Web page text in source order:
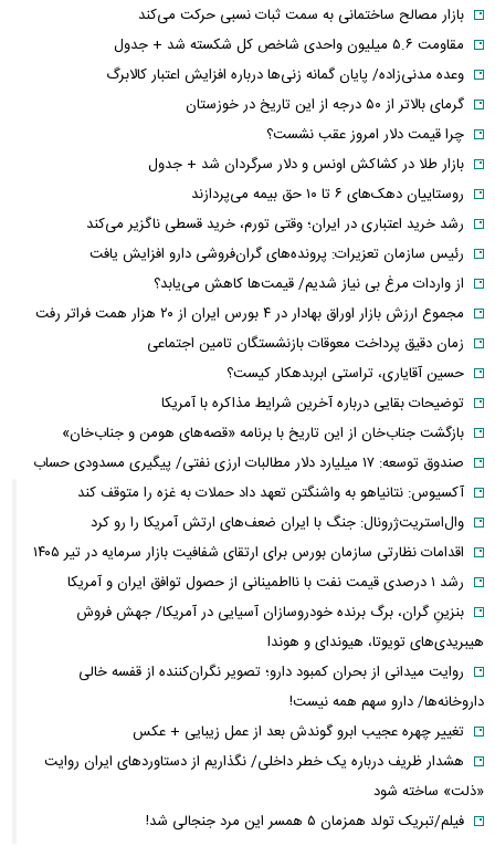
بازار مصالح ساختمانی به سمت ثبات نسبی حرکت می‌کند
مقاومت ۵.۶ میلیون واحدی شاخص کل شکسته شد + جدول
وعده مدنی‌زاده/ پایان گمانه زنی‌ها درباره افزایش اعتبار کالابرگ
گرمای بالاتر از ۵۰ درجه از این تاریخ در خوزستان
چرا قیمت دلار امروز عقب نشست؟
بازار طلا در کشاکش اونس و دلار سرگردان شد + جدول
روستاییان دهک‌های ۶ تا ۱۰ حق بیمه می‌پردازند
رشد خرید اعتباری در ایران؛ وقتی تورم، خرید قسطی ناگزیر می‌کند
رئیس سازمان تعزیرات: پرونده‌های گران‌فروشی دارو افزایش یافت
از واردات مرغ بی نیاز شدیم/ قیمت‌ها کاهش می‌یابد؟
مجموع ارزش بازار اوراق بهادار در ۴ بورس ایران از ۲۰ هزار همت فراتر رفت
زمان دقیق پرداخت معوقات بازنشستگان تامین اجتماعی
حسین آقایاری، تراستی ابربدهکار کیست؟
توضیحات بقایی درباره آخرین شرایط مذاکره با آمریکا
بازگشت جناب‌خان از این تاریخ با برنامه «قصه‌های هومن و جناب‌خان»
صندوق توسعه: ۱۷ میلیارد دلار مطالبات ارزی نفتی/ پیگیری مسدودی حساب
آکسیوس: نتانیاهو به واشنگتن تعهد داد حملات به غزه را متوقف کند
وال‌استریت‌ژرونال: جنگ با ایران ضعف‌های ارتش آمریکا را رو کرد
اقدامات نظارتی سازمان بورس برای ارتقای شفافیت بازار سرمایه در تیر ۱۴۰۵
رشد ۱ درصدی قیمت نفت با نااطمینانی از حصول توافق ایران و آمریکا
بنزینِ گران، برگ برنده خودروسازان آسیایی در آمریکا/ جهش فروش
هیبریدی‌های تویوتا، هیوندای و هوندا
روایت میدانی از بحران کمبود دارو؛ تصویر نگران‌کننده از قفسه خالی
داروخانه‌ها/ دارو سهم همه نیست!
تغییر چهره عجیب ابرو گوندش بعد از عمل زیبایی + عکس
هشدار ظریف درباره یک خطر داخلی/ نگذاریم از دستاوردهای ایران روایت
«ذلت» ساخته شود
فیلم/تبریک تولد همزمان ۵ همسر این مرد جنجالی شد!